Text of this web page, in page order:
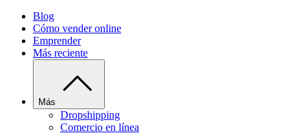
Blog
Cómo vender online
Emprender
Más reciente
Más
Dropshipping
Comercio en línea